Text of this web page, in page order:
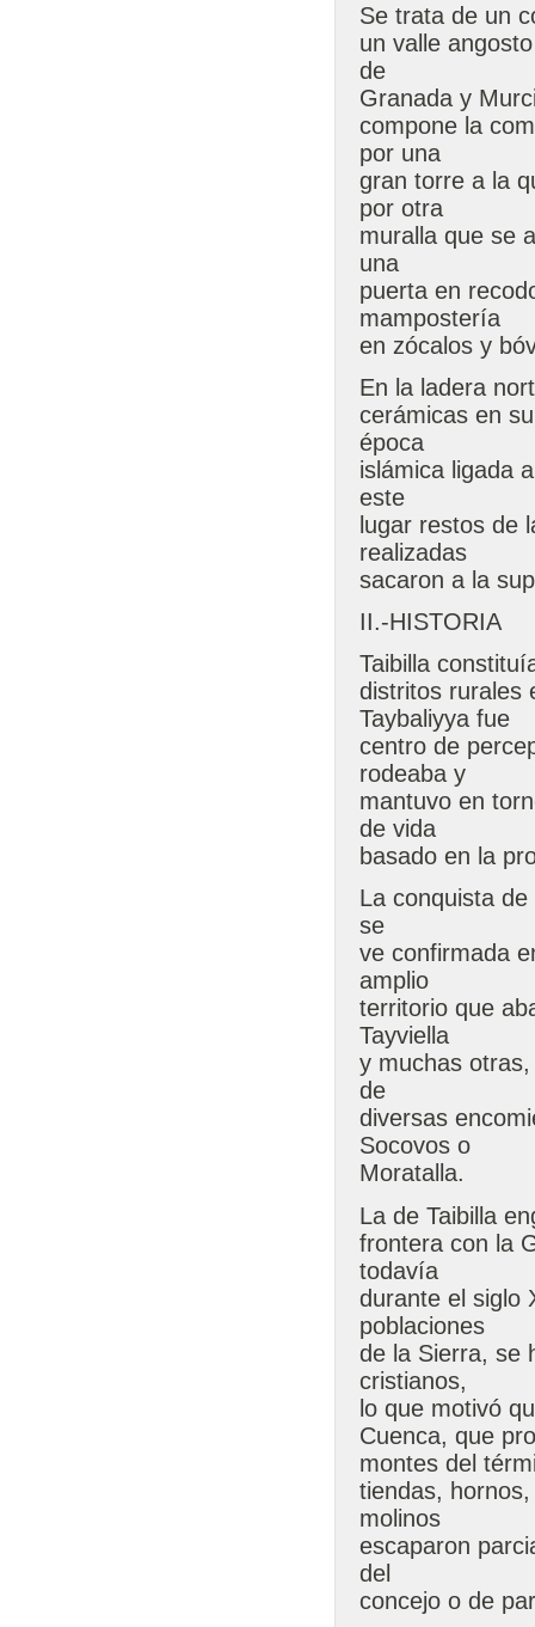
Se trata de un
un valle
de
Granada y
compone la
por una
gran torre a la
por otra
muralla que se
una
puerta en
mampostería
en zócalos y
En la ladera
cerámicas en
época
islámica ligada
este
lugar restos de
realizadas
sacaron a la
II.-HISTORIA
Taibilla
distritos rurales
Taybaliyya fue
centro de
rodeaba y
mantuvo en
de vida
basado en la
La conquista
se
ve confirmada
amplio
territorio que
Tayviella
y muchas
de
diversas
Socovos o
Moratalla.
La de Taibilla
frontera con la
todavía
durante el siglo
poblaciones
de la Sierra, se
cristianos,
lo que motivó
Cuenca, que
montes del
tiendas,
molinos
escaparon
del
concejo o de